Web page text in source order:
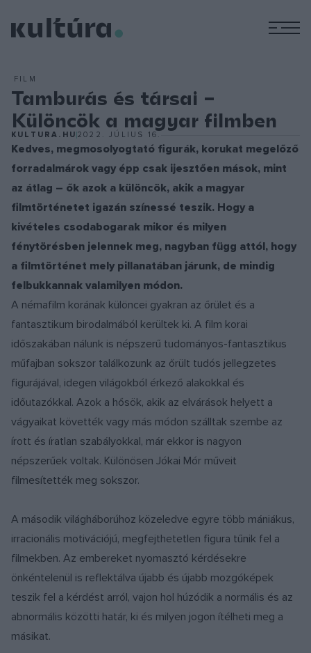
FILM
Tamburás és társai –
Különcök a magyar filmben
KULTURA.HU 2022. JÚLIUS 16.
Kedves, megmosolyogtató figurák, korukat megelőző
forradalmárok vagy épp csak ijesztően mások, mint
az átlag – ők azok a különcök, akik a magyar
filmtörténetet igazán színessé teszik. Hogy a
kivételes csodabogarak mikor és milyen
fénytörésben jelennek meg, nagyban függ attól, hogy
a filmtörténet mely pillanatában járunk, de mindig
felbukkannak valamilyen módon.
A némafilm korának különcei gyakran az őrület és a
fantasztikum birodalmából kerültek ki. A film korai
időszakában nálunk is népszerű tudományos-fantasztikus
műfajban sokszor találkozunk az őrült tudós jellegzetes
figurájával, idegen világokból érkező alakokkal és
időutazókkal. Azok a hősök, akik az elvárások helyett a
vágyaikat követték vagy más módon szálltak szembe az
írott és íratlan szabályokkal, már ekkor is nagyon
népszerűek voltak. Különösen Jókai Mór műveit
filmesítették meg sokszor.
A második világháborúhoz közeledve egyre több mániákus,
irracionális motivációjú, megfejthetetlen figura tűnik fel a
filmekben. Az embereket nyomasztó kérdésekre
önkéntelenül is reflektálva újabb és újabb mozgóképek
teszik fel a kérdést arról, vajon hol húzódik a normális és az
abnormális közötti határ, ki és milyen jogon ítélheti meg a
másikat.